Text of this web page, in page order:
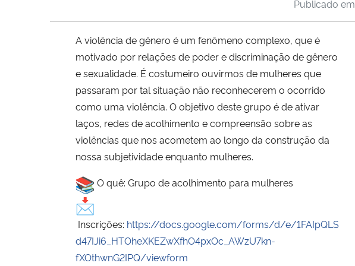
Publicado em
A violência de gênero é um fenômeno complexo, que é
motivado por relações de poder e discriminação de gênero
e sexualidade. É costumeiro ouvirmos de mulheres que
passaram por tal situação não reconhecerem o ocorrido
como uma violência. O objetivo deste grupo é de ativar
laços, redes de acolhimento e compreensão sobre as
violências que nos acometem ao longo da construção da
nossa subjetividade enquanto mulheres.
O quê: Grupo de acolhimento para mulheres
Inscrições: https://docs.google.com/forms/d/e/1FAIpQLS
d47IJi6_HTOheXKEZwXfhO4pxOc_AWzU7kn-
fXOthwnG2IPQ/viewform